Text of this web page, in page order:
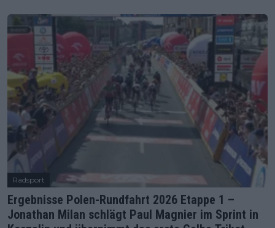
Radsport
Ergebnisse Polen-Rundfahrt 2026 Etappe 1 –
Jonathan Milan schlägt Paul Magnier im Sprint in